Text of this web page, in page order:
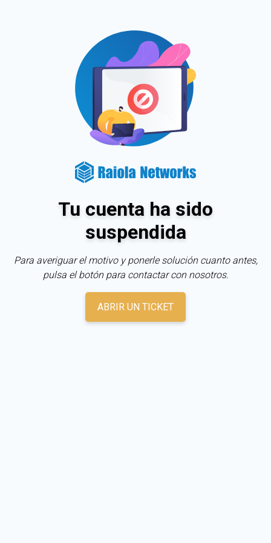
Tu cuenta ha sido
suspendida
Para averiguar el motivo y ponerle solución cuanto antes,
pulsa el botón para contactar con nosotros.
ABRIR UN TICKET